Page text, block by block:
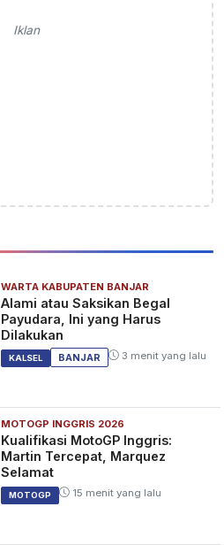
Iklan
WARTA KABUPATEN BANJAR
Alami atau Saksikan Begal
Payudara, Ini yang Harus
Dilakukan
KALSEL BANJAR 3 menit yang lalu
MOTOGP INGGRIS 2026
Kualifikasi MotoGP Inggris:
Martin Tercepat, Marquez
Selamat
MOTOGP 15 menit yang lalu